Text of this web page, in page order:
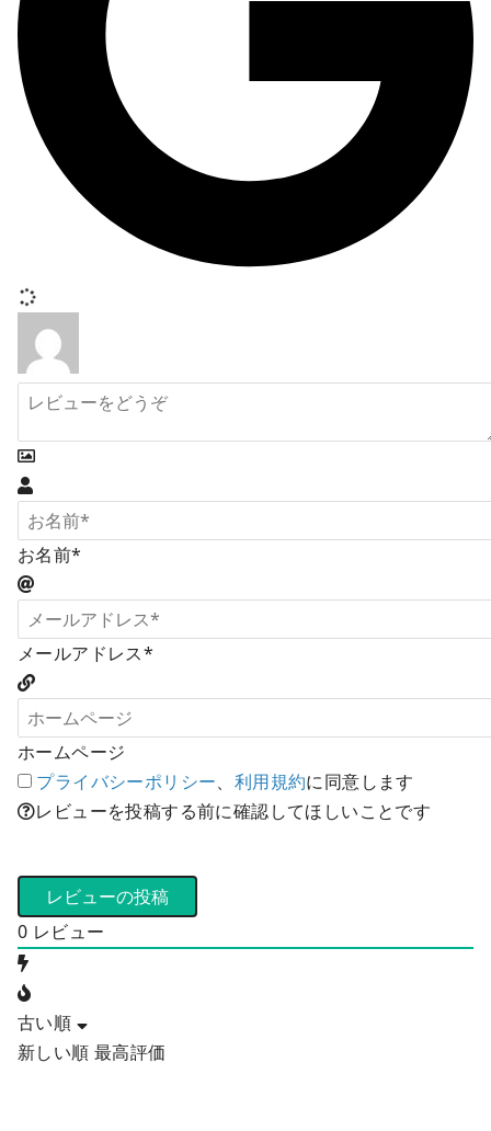
お名前*
メールアドレス*
ホームページ
プライバシーポリシー、 利用規約に同意します
レビューを投稿する前に確認してほしいことです
0 レビュー
古い順
新しい順 最高評価